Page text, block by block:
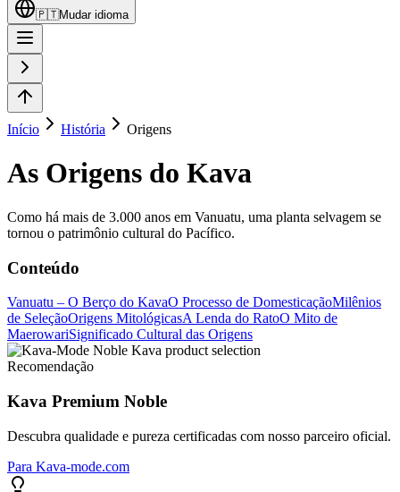
🇵🇹Mudar idioma
Início História Origens
As Origens do Kava
Como há mais de 3.000 anos em Vanuatu, uma planta selvagem se
tornou o patrimônio cultural do Pacífico.
Conteúdo
Vanuatu – O Berço do KavaO Processo de DomesticaçãoMilênios
de SeleçãoOrigens MitológicasA Lenda do RatoO Mito de
MaerowariSignificado Cultural das Origens
Recomendação
Kava Premium Noble
Descubra qualidade e pureza certificadas com nosso parceiro oficial.
Para Kava-mode.com